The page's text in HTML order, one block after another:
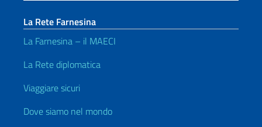
La Rete Farnesina
La Farnesina – il MAECI
La Rete diplomatica
Viaggiare sicuri
Dove siamo nel mondo